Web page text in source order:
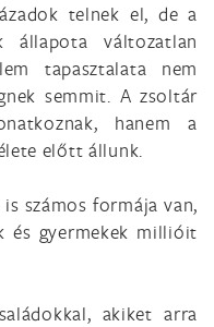
telnek el, de a
állapota változatlan
tapasztalata nem
semmit. A zsoltár
hanem a
előtt állunk.
számos formája van,
és gyermekek millióit
akiket arra